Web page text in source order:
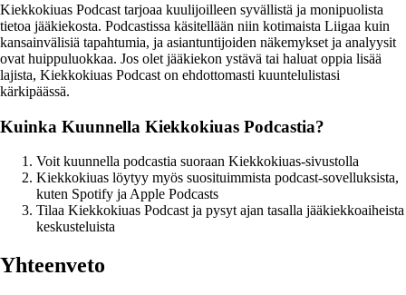
Kiekkokiuas Podcast tarjoaa kuulijoilleen syvällistä ja monipuolista
tietoa jääkiekosta. Podcastissa käsitellään niin kotimaista Liigaa kuin
kansainvälisiä tapahtumia, ja asiantuntijoiden näkemykset ja analyysit
ovat huippuluokkaa. Jos olet jääkiekon ystävä tai haluat oppia lisää
lajista, Kiekkokiuas Podcast on ehdottomasti kuuntelulistasi
kärkipäässä.
Kuinka Kuunnella Kiekkokiuas Podcastia?
Voit kuunnella podcastia suoraan Kiekkokiuas-sivustolla
Kiekkokiuas löytyy myös suosituimmista podcast-sovelluksista,
kuten Spotify ja Apple Podcasts
Tilaa Kiekkokiuas Podcast ja pysyt ajan tasalla jääkiekkoaiheista
keskusteluista
Yhteenveto